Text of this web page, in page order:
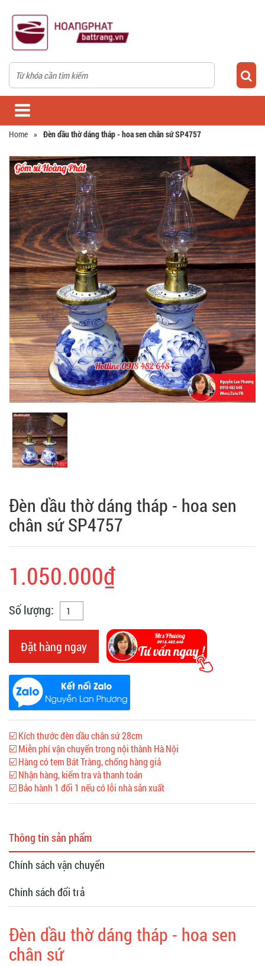
Home » Đèn dầu thờ dáng tháp - hoa sen chân sứ SP4757
Đèn dầu thờ dáng tháp - hoa sen
chân sứ SP4757
1.050.000₫
Số lượng:
Đặt hàng ngay
☑️ Kích thước đèn dầu chân sứ 28cm
☑️ Miễn phí vận chuyển trong nội thành Hà Nội
☑️ Hàng có tem Bát Tràng, chống hàng giả
☑️ Nhận hàng, kiểm tra và thanh toán
☑️ Bảo hành 1 đổi 1 nếu có lỗi nhà sản xuất
Thông tin sản phẩm
Chính sách vận chuyển
Chính sách đổi trả
Đèn dầu thờ dáng tháp - hoa sen
chân sứ